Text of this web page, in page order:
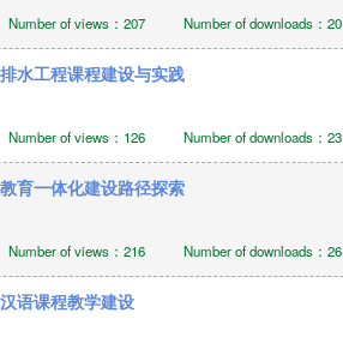
Number of views：207 Number of downloads：20
水工程课程建设与实践
Number of views：126 Number of downloads：23
育一体化建设路径探索
Number of views：216 Number of downloads：26
语课程教学建设